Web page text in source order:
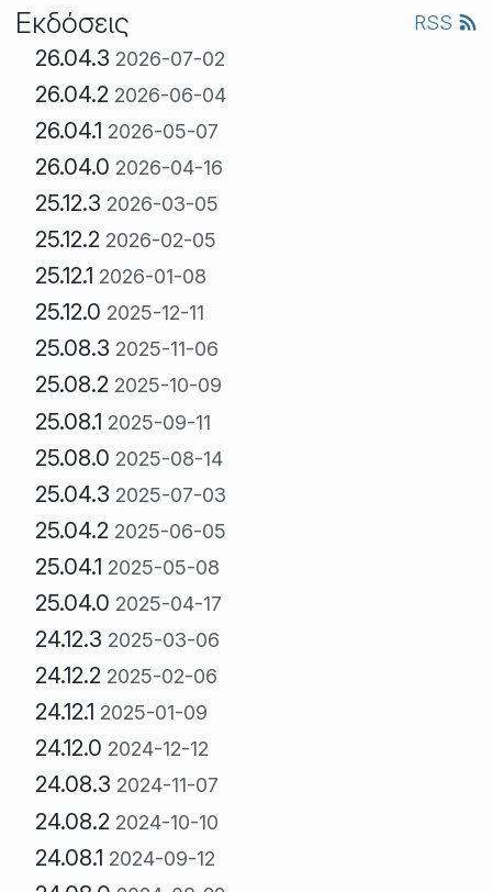
Εκδόσεις RSS
26.04.3 2026-07-02
26.04.2 2026-06-04
26.04.1 2026-05-07
26.04.0 2026-04-16
25.12.3 2026-03-05
25.12.2 2026-02-05
25.12.1 2026-01-08
25.12.0 2025-12-11
25.08.3 2025-11-06
25.08.2 2025-10-09
25.08.1 2025-09-11
25.08.0 2025-08-14
25.04.3 2025-07-03
25.04.2 2025-06-05
25.04.1 2025-05-08
25.04.0 2025-04-17
24.12.3 2025-03-06
24.12.2 2025-02-06
24.12.1 2025-01-09
24.12.0 2024-12-12
24.08.3 2024-11-07
24.08.2 2024-10-10
24.08.1 2024-09-12